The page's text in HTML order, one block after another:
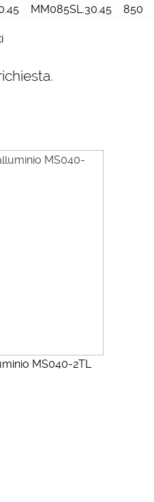
MM085SL.30.45 850
MS040-2TL